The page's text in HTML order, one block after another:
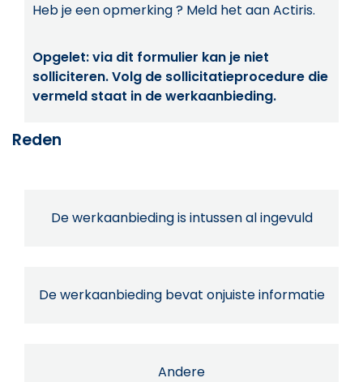
Heb je een opmerking ? Meld het aan Actiris.
Opgelet: via dit formulier kan je niet
solliciteren. Volg de sollicitatieprocedure die
vermeld staat in de werkaanbieding.
Reden
De werkaanbieding is intussen al ingevuld
De werkaanbieding bevat onjuiste informatie
Andere